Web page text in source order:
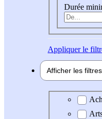
Durée
Appliquerle
Afficher les
Domaine